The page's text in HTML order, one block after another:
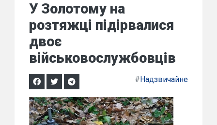
У Золотому на
розтяжці підірвалися
двоє
військовослужбовців
#Надзвичайне